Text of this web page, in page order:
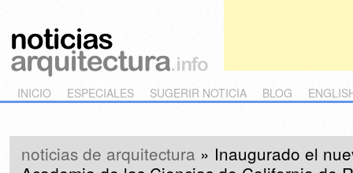
Main menu
Skip to primary content
Skip to secondary content
INICIO ESPECIALES SUGERIR NOTICIA BLOG
noticias de arquitectura » Inaugurado el